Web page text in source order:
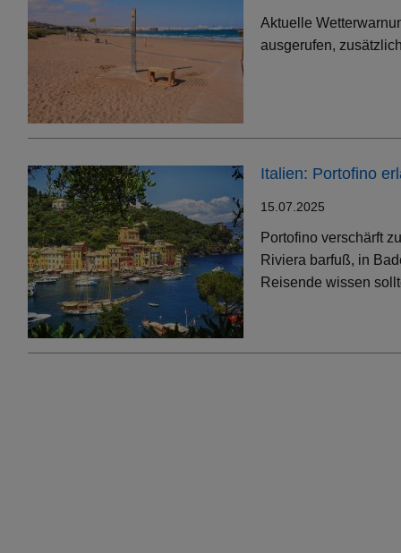
Aktuelle
ausgerufen,
Italien: Portofino
15.07.2025
Portofino verschärft
Riviera barfuß, in
Reisende wissen